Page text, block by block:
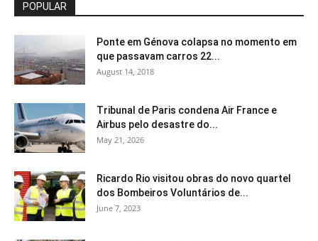
POPULAR
Ponte em Génova colapsa no momento em
que passavam carros 22...
August 14, 2018
Tribunal de Paris condena Air France e
Airbus pelo desastre do...
May 21, 2026
Ricardo Rio visitou obras do novo quartel
dos Bombeiros Voluntários de...
June 7, 2023